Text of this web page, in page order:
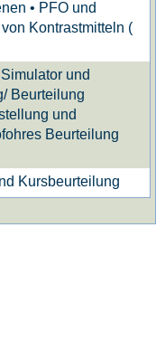
• PFO und
Kontrastmitteln (
und
Beurteilung
und
Beurteilung
Kursbeurteilung